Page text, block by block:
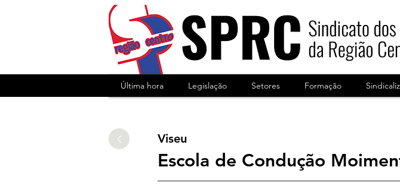
Última hora Legislação Setores Formação
Viseu
Escola de Condução